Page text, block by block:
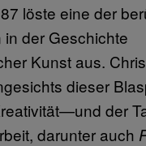
löste eine der
in der Geschichte
Kunst aus.
dieser
der
darunter auch